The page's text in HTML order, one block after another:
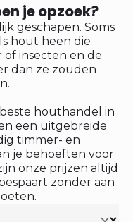
je opzoek?
geschapen. Soms
hout heen die
of insecten en de
dan ze zouden
houthandel in
een uitgebreide
timmer- en
je behoeften voor
onze prijzen altijd
zonder aan